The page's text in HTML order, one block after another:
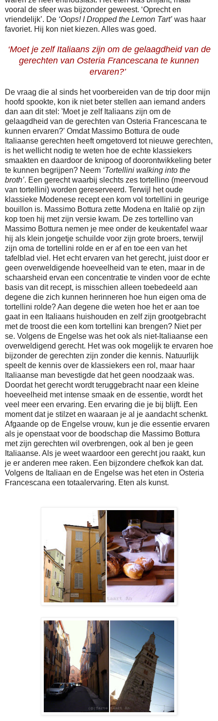
vooral de sfeer was bijzonder geweest. ‘Oprecht en
vriendelijk’. De ‘Oops! I Dropped the Lemon Tart’ was haar
favoriet. Hij kon niet kiezen. Alles was goed.
‘Moet je zelf Italiaans zijn om de gelaagdheid van de
gerechten van Osteria Francescana te kunnen
ervaren?’
De vraag die al sinds het voorbereiden van de trip door mijn
hoofd spookte, kon ik niet beter stellen aan iemand anders
dan aan dit stel: 'Moet je zelf Italiaans zijn om de
gelaagdheid van de gerechten van Osteria Francescana te
kunnen ervaren?' Omdat Massimo Bottura de oude
Italiaanse gerechten heeft omgetoverd tot nieuwe gerechten,
is het wellicht nodig te weten hoe de echte klassiekers
smaakten en daardoor de knipoog of doorontwikkeling beter
te kunnen begrijpen? Neem ‘Tortellini walking into the
broth’. Een gerecht waarbij slechts zes tortellino (meervoud
van tortellini) worden gereserveerd. Terwijl het oude
klassieke Modenese recept een kom vol tortellini in geurige
bouillon is. Massimo Bottura zette Modena en Italië op zijn
kop toen hij met zijn versie kwam. De zes tortellino van
Massimo Bottura nemen je mee onder de keukentafel waar
hij als klein jongetje schuilde voor zijn grote broers, terwijl
zijn oma de tortellini rolde en er af en toe een van het
tafelblad viel. Het echt ervaren van het gerecht, juist door er
geen overweldigende hoeveelheid van te eten, maar in de
schaarsheid ervan een concentratie te vinden voor de echte
basis van dit recept, is misschien alleen toebedeeld aan
degene die zich kunnen herinneren hoe hun eigen oma de
tortellini rolde? Aan degene die weten hoe het er aan toe
gaat in een Italiaans huishouden en zelf zijn grootgebracht
met de troost die een kom tortellini kan brengen? Niet per
se. Volgens de Engelse was het ook als niet-Italiaanse een
overweldigend gerecht. Het was ook mogelijk te ervaren hoe
bijzonder de gerechten zijn zonder die kennis. Natuurlijk
speelt de kennis over de klassiekers een rol, maar haar
Italiaanse man bevestigde dat het geen noodzaak was.
Doordat het gerecht wordt teruggebracht naar een kleine
hoeveelheid met intense smaak en de essentie, wordt het
veel meer een ervaring. Een ervaring die je bij blijft. Een
moment dat je stilzet en waaraan je al je aandacht schenkt.
Afgaande op de Engelse vrouw, kun je die essentie ervaren
als je openstaat voor de boodschap die Massimo Bottura
met zijn gerechten wil overbrengen, ook al ben je geen
Italiaanse. Als je weet waardoor een gerecht jou raakt, kun
je er anderen mee raken. Een bijzondere chefkok kan dat.
Volgens de Italiaan en de Engelse was het eten in Osteria
Francescana een totaalervaring. Eten als kunst.